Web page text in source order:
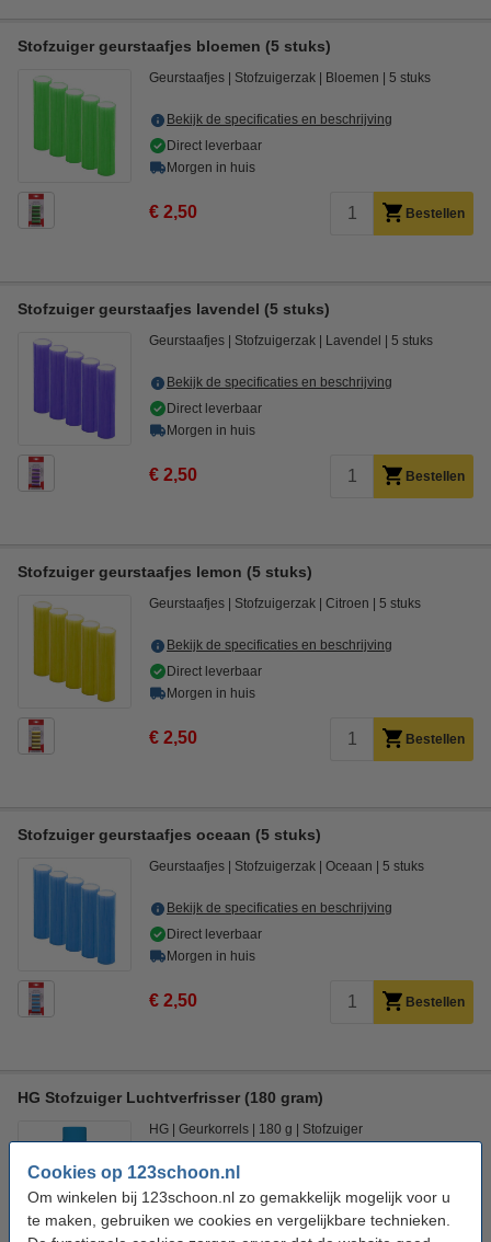
Cookies op 123schoon.nl
Om winkelen bij 123schoon.nl zo gemakkelijk mogelijk voor u
te maken, gebruiken we cookies en vergelijkbare technieken.
Stofzuiger geurstaafjes bloemen (5 stuks)
Geurstaafjes Stofzuigerzak Bloemen 5 stuks
Bekijk de specificaties en beschrijving
Direct leverbaar
Morgen in huis
€ 2,50 Bestellen
Stofzuiger geurstaafjes lavendel (5 stuks)
Geurstaafjes Stofzuigerzak Lavendel 5 stuks
Bekijk de specificaties en beschrijving
Direct leverbaar
Morgen in huis
€ 2,50 Bestellen
Stofzuiger geurstaafjes lemon (5 stuks)
Geurstaafjes Stofzuigerzak Citroen 5 stuks
Bekijk de specificaties en beschrijving
Direct leverbaar
Morgen in huis
€ 2,50 Bestellen
Stofzuiger geurstaafjes oceaan (5 stuks)
Geurstaafjes Stofzuigerzak Oceaan 5 stuks
Bekijk de specificaties en beschrijving
Direct leverbaar
Morgen in huis
€ 2,50 Bestellen
HG Stofzuiger Luchtverfrisser (180 gram)
HG Geurkorrels 180 g Stofzuiger
Bekijk de specificaties en beschrijving
Direct leverbaar
Morgen in huis